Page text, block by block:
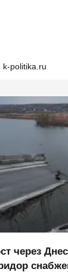
k-politika.ru
через